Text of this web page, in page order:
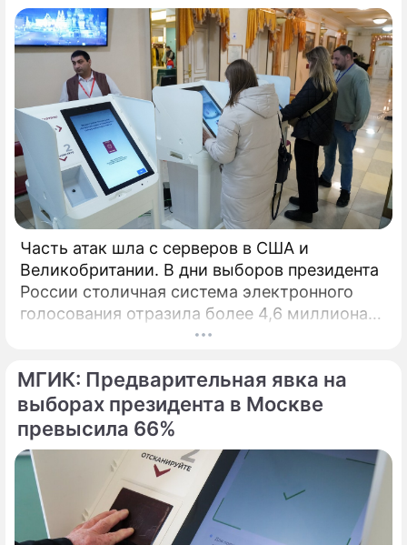
Часть атак шла с серверов в США и
Великобритании. В дни выборов президента
России столичная система электронного
голосования отразила более 4,6 миллиона
кибератак, сообщил глава Электронного
МГИК: Предварительная явка на
выборах президента в Москве
превысила 66%